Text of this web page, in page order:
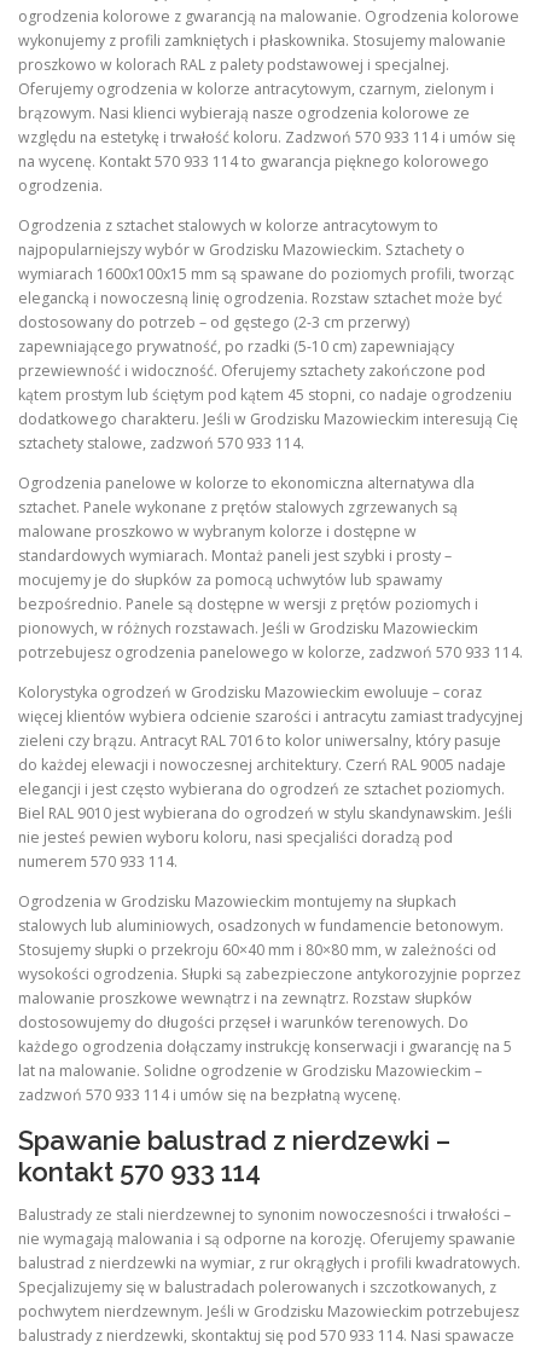
ogrodzenia kolorowe z gwarancją na malowanie. Ogrodzenia kolorowe
wykonujemy z profili zamkniętych i płaskownika. Stosujemy malowanie
proszkowo w kolorach RAL z palety podstawowej i specjalnej.
Oferujemy ogrodzenia w kolorze antracytowym, czarnym, zielonym i
brązowym. Nasi klienci wybierają nasze ogrodzenia kolorowe ze
względu na estetykę i trwałość koloru. Zadzwoń 570 933 114 i umów się
na wycenę. Kontakt 570 933 114 to gwarancja pięknego kolorowego
ogrodzenia.
Ogrodzenia z sztachet stalowych w kolorze antracytowym to
najpopularniejszy wybór w Grodzisku Mazowieckim. Sztachety o
wymiarach 1600x100x15 mm są spawane do poziomych profili, tworząc
elegancką i nowoczesną linię ogrodzenia. Rozstaw sztachet może być
dostosowany do potrzeb – od gęstego (2-3 cm przerwy)
zapewniającego prywatność, po rzadki (5-10 cm) zapewniający
przewiewność i widoczność. Oferujemy sztachety zakończone pod
kątem prostym lub ściętym pod kątem 45 stopni, co nadaje ogrodzeniu
dodatkowego charakteru. Jeśli w Grodzisku Mazowieckim interesują Cię
sztachety stalowe, zadzwoń 570 933 114.
Ogrodzenia panelowe w kolorze to ekonomiczna alternatywa dla
sztachet. Panele wykonane z prętów stalowych zgrzewanych są
malowane proszkowo w wybranym kolorze i dostępne w
standardowych wymiarach. Montaż paneli jest szybki i prosty –
mocujemy je do słupków za pomocą uchwytów lub spawamy
bezpośrednio. Panele są dostępne w wersji z prętów poziomych i
pionowych, w różnych rozstawach. Jeśli w Grodzisku Mazowieckim
potrzebujesz ogrodzenia panelowego w kolorze, zadzwoń 570 933 114.
Kolorystyka ogrodzeń w Grodzisku Mazowieckim ewoluuje – coraz
więcej klientów wybiera odcienie szarości i antracytu zamiast tradycyjnej
zieleni czy brązu. Antracyt RAL 7016 to kolor uniwersalny, który pasuje
do każdej elewacji i nowoczesnej architektury. Czerń RAL 9005 nadaje
elegancji i jest często wybierana do ogrodzeń ze sztachet poziomych.
Biel RAL 9010 jest wybierana do ogrodzeń w stylu skandynawskim. Jeśli
nie jesteś pewien wyboru koloru, nasi specjaliści doradzą pod
numerem 570 933 114.
Ogrodzenia w Grodzisku Mazowieckim montujemy na słupkach
stalowych lub aluminiowych, osadzonych w fundamencie betonowym.
Stosujemy słupki o przekroju 60×40 mm i 80×80 mm, w zależności od
wysokości ogrodzenia. Słupki są zabezpieczone antykorozyjnie poprzez
malowanie proszkowe wewnątrz i na zewnątrz. Rozstaw słupków
dostosowujemy do długości przęseł i warunków terenowych. Do
każdego ogrodzenia dołączamy instrukcję konserwacji i gwarancję na 5
lat na malowanie. Solidne ogrodzenie w Grodzisku Mazowieckim –
zadzwoń 570 933 114 i umów się na bezpłatną wycenę.
Spawanie balustrad z nierdzewki –
kontakt 570 933 114
Balustrady ze stali nierdzewnej to synonim nowoczesności i trwałości –
nie wymagają malowania i są odporne na korozję. Oferujemy spawanie
balustrad z nierdzewki na wymiar, z rur okrągłych i profili kwadratowych.
Specjalizujemy się w balustradach polerowanych i szczotkowanych, z
pochwytem nierdzewnym. Jeśli w Grodzisku Mazowieckim potrzebujesz
balustrady z nierdzewki, skontaktuj się pod 570 933 114. Nasi spawacze